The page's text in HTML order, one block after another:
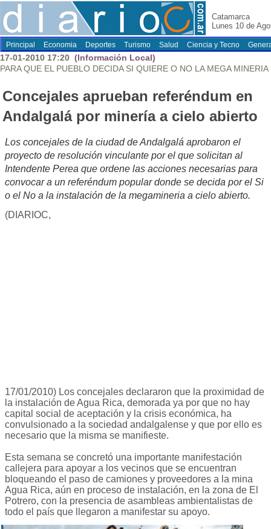
Catamarca
Lunes 10 de
Principal Economia Deportes Turismo Salud Ciencia y Tecno
17-01-2010 17:20 (Información Local)
PARA QUE EL PUEBLO DECIDA SI QUIERE O NO LA MEGA MINERIA
Concejales aprueban referéndum en
Andalgalá por minería a cielo abierto
Los concejales de la ciudad de Andalgalá aprobaron el
proyecto de resolución vinculante por el que solicitan al
Intendente Perea que ordene las acciones necesarias para
convocar a un referéndum popular donde se decida por el Si
o el No a la instalación de la megamineria a cielo abierto.
(DIARIOC,
17/01/2010) Los concejales declararon que la proximidad de
la instalación de Agua Rica, demorada ya por que no hay
capital social de aceptación y la crisis económica, ha
convulsionado a la sociedad andalgalense y que por ello es
necesario que la misma se manifieste.
Esta semana se concretó una importante manifestación
callejera para apoyar a los vecinos que se encuentran
bloqueando el paso de camiones y proveedores a la mina
Agua Rica, aún en proceso de instalación, en la zona de El
Potrero, con la presencia de asambleas ambientalistas de
todo el país que llegaron a manifestar su apoyo.